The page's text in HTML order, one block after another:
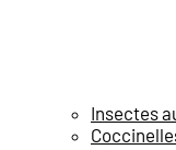
Insectes